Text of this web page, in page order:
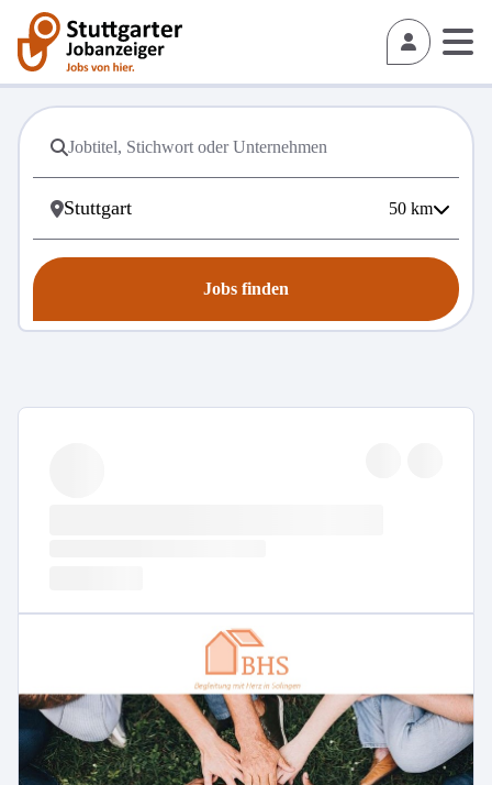
50 km
Jobs finden